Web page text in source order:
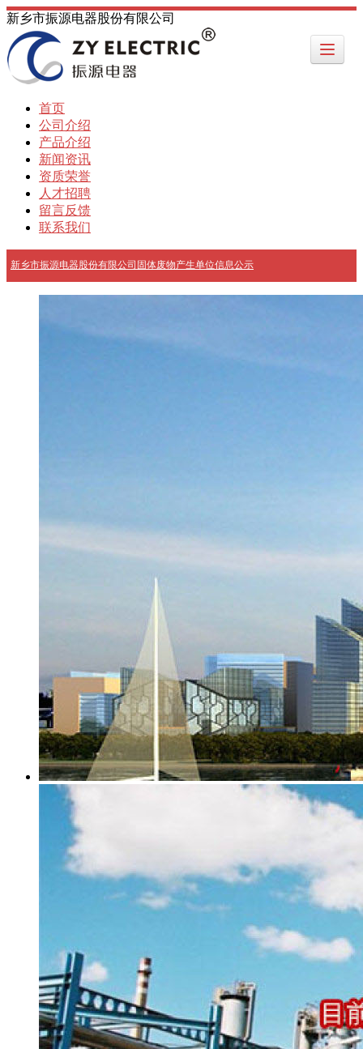
新乡市振源电器股份有限公司
首页
公司介绍
产品介绍
新闻资讯
资质荣誉
人才招聘
留言反馈
联系我们
新乡市振源电器股份有限公司固体废物产生单位信息公示